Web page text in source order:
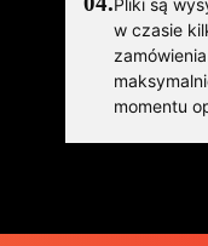
w czasie
momentu